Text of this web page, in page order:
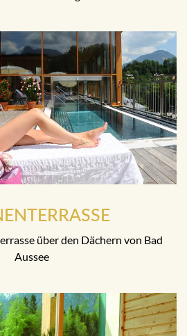
über den Dächern von Bad
Aussee